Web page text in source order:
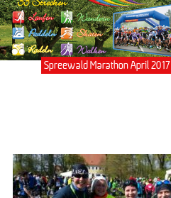
Spreewald Marathon April 2017